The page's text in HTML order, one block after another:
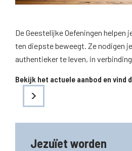
De Geestelijke Oefeningen helpen
ten diepste beweegt. Ze nodigen
authentieker te leven, in
Bekijk het actuele aanbod en vind
Jezuïet worden